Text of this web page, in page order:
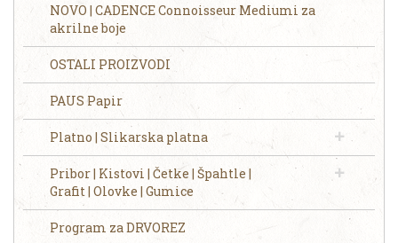
NOVO | CADENCE Connoisseur Mediumi za
akrilne boje
OSTALI PROIZVODI
PAUS Papir
Platno | Slikarska platna
Pribor | Kistovi | Četke | Špahtle |
Grafit | Olovke | Gumice
Program za DRVOREZ